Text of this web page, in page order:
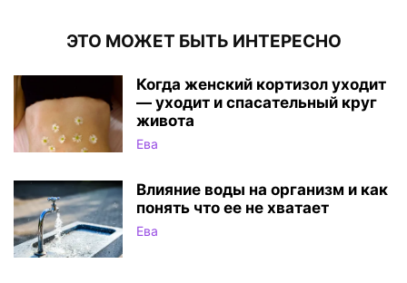
ЭТО МОЖЕТ БЫТЬ ИНТЕРЕСНО
Когда женский кортизол уходит
— уходит и спасательный круг
живота
Ева
Влияние воды на организм и как
понять что ее не хватает
Ева